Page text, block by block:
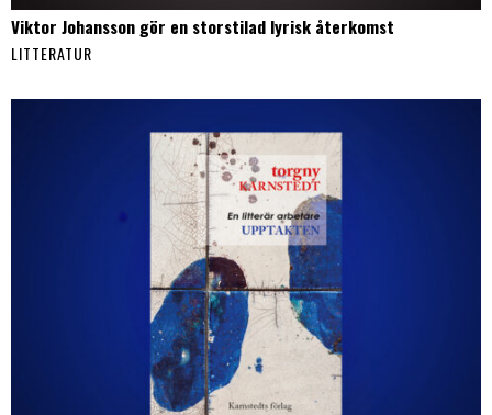
Viktor Johansson gör en storstilad lyrisk återkomst
LITTERATUR